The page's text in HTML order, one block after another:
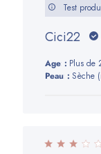
Test
Cici22
Age:
Plus de
Peau:
Sèche